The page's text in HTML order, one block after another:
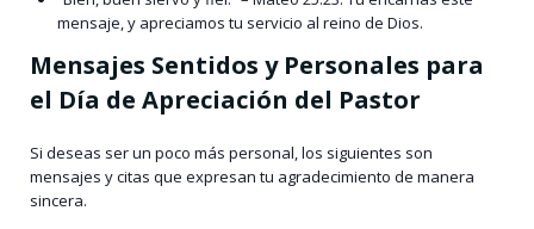
mensaje, y apreciamos tu servicio al reino de Dios.
Mensajes Sentidos y Personales para
el Día de Apreciación del Pastor
Si deseas ser un poco más personal, los siguientes son
mensajes y citas que expresan tu agradecimiento de manera
sincera.